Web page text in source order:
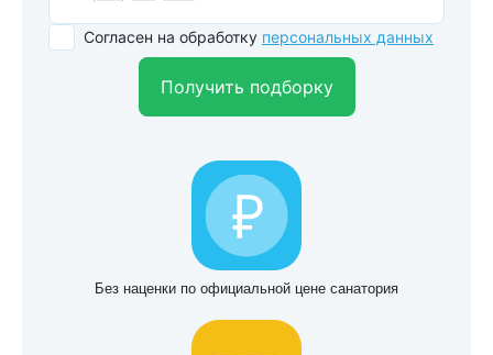
Согласен на обработку персональных данных
Получить подборку
Без наценки по официальной цене санатория